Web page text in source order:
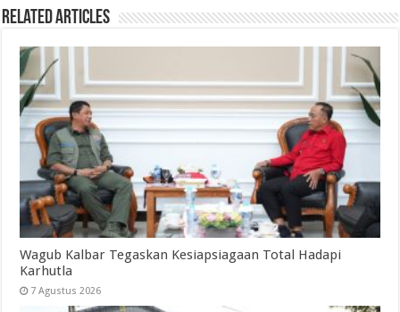
Related Articles
Wagub Kalbar Tegaskan Kesiapsiagaan Total Hadapi
Karhutla
7 Agustus 2026